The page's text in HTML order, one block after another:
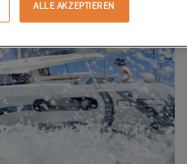
ALLE AKZEPTIEREN